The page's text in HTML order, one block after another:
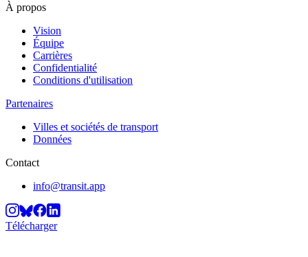
À propos
Vision
Équipe
Carrières
Confidentialité
Conditions d'utilisation
Partenaires
Villes et sociétés de transport
Données
Contact
info@transit.app
Télécharger